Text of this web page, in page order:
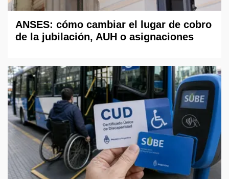
ANSES: cómo cambiar el lugar de cobro
de la jubilación, AUH o asignaciones